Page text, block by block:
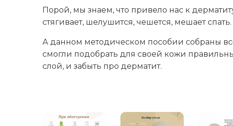
Порой, мы знаем, что привело нас к
стягивает, шелушится, чешется, мешает спать.
А данном методическом пособии собраны
смогли подобрать для своей кожи
слой, и забыть про дерматит.